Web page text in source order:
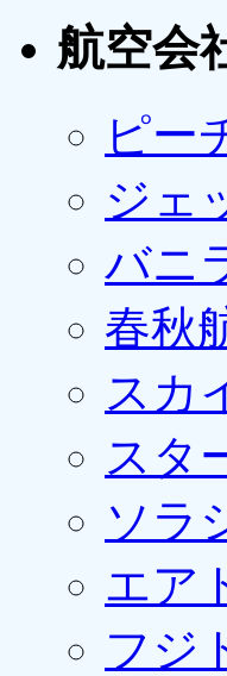
航空会
ピー
ジェ
バニ
春秋
スカ
スタ
ソラ
エア
フジ